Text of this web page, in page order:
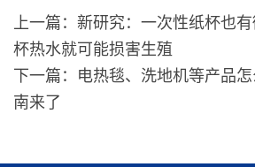
上一篇：新研究：一次性纸杯也
杯热水就可能损害生殖
下一篇：电热毯、洗地机等产品
南来了